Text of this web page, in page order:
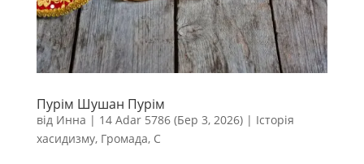
Пурім Шушан Пурім
від Инна | 14 Adar 5786 (Бер 3, 2026)| Історія
хасидизму, Громада, С